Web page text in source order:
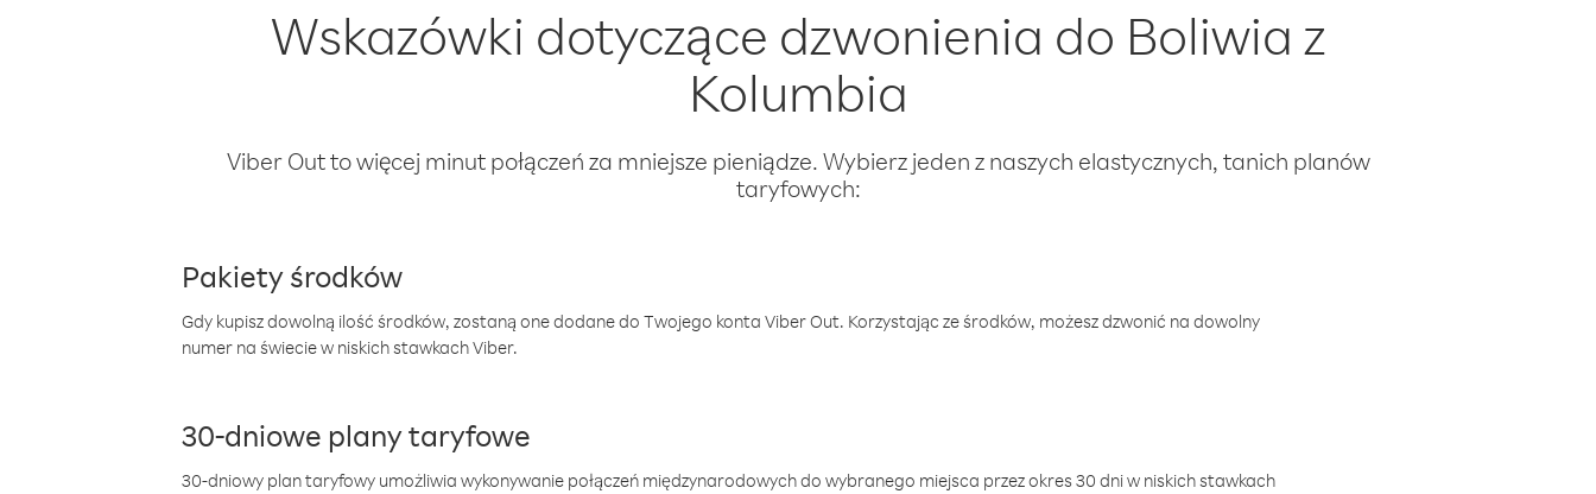
Wskazówki dotyczące dzwonienia do Boliwia z
Kolumbia
Viber Out to więcej minut połączeń za mniejsze pieniądze. Wybierz jeden z naszych elastycznych, tanich planów
taryfowych:
Pakiety środków
Gdy kupisz dowolną ilość środków, zostaną one dodane do Twojego konta Viber Out. Korzystając ze środków, możesz dzwonić na dowolny
numer na świecie w niskich stawkach Viber.
30-dniowe plany taryfowe
30-dniowy plan taryfowy umożliwia wykonywanie połączeń międzynarodowych do wybranego miejsca przez okres 30 dni w niskich stawkach